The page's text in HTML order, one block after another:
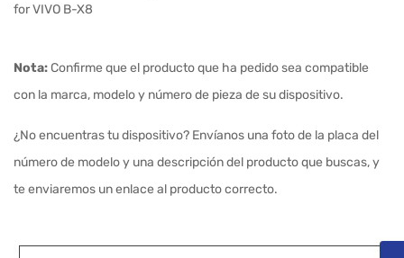
for VIVO B-X8
Nota:Confirme que el producto que ha pedido sea compatible
con la marca, modelo y número de pieza de su dispositivo.
¿No encuentras tu dispositivo? Envíanos una foto de la placa del
número de modelo y una descripción del producto que buscas, y
te enviaremos un enlace al producto correcto.